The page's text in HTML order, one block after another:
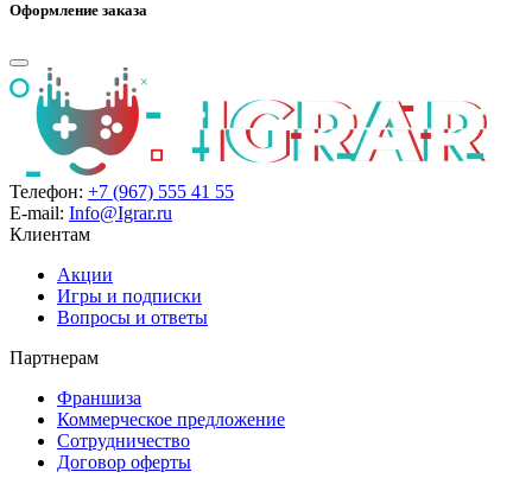
Оформление заказа
Телефон: +7 (967) 555 41 55
E-mail: Info@Igrar.ru
Клиентам
Акции
Игры и подписки
Вопросы и ответы
Партнерам
Франшиза
Коммерческое предложение
Сотрудничество
Договор оферты